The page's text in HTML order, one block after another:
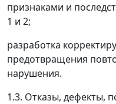
признаками и
1 и 2;
разработка
предотвращения
нарушения.
1.3. Отказы, дефекты,